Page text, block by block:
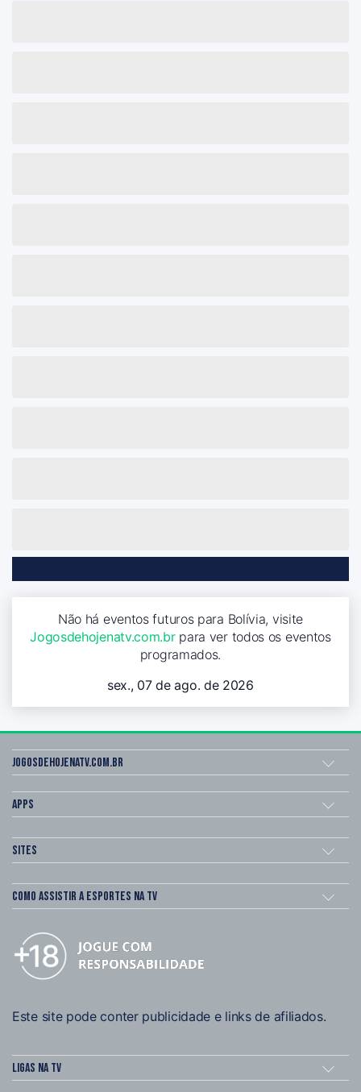
Não há eventos futuros para Bolívia, visite
Jogosdehojenatv.com.brpara ver todos os eventos
programados.
sex., 07 de ago. de 2026
Jogosdehojenatv.com.br
Apps
Sites
Como assistir a esportes na TV
Este site pode conter publicidade e links de afiliados.
Ligas na TV